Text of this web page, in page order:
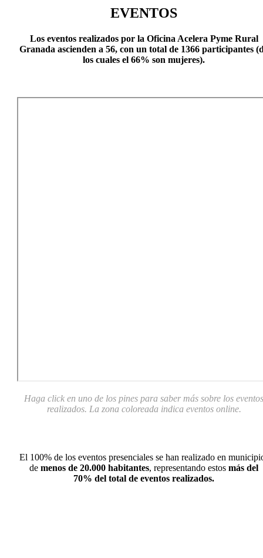
EVENTOS
Los eventos realizados por la Oficina Acelera Pyme Rural
Granada ascienden a 56, con un total de 1366 participantes
los cuales el 66% son mujeres).
Haga click en uno de los pines para saber más sobre los eventos
realizados. La zona coloreada indica eventos online.
El 100% de los eventos presenciales se han realizado en
de menos de 20.000 habitantes, representando estos más del
70% del total de eventos realizados.